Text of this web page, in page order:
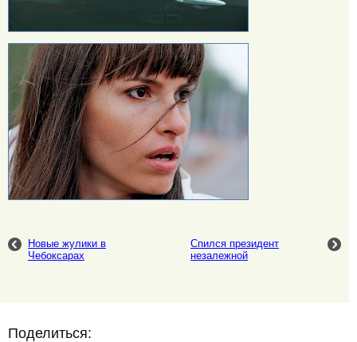
Новые жулики в
Чебоксарах
Спился президент
незалежной
Поделиться: